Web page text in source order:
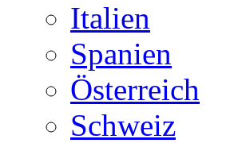
Italien
Spanien
Österreich
Schweiz